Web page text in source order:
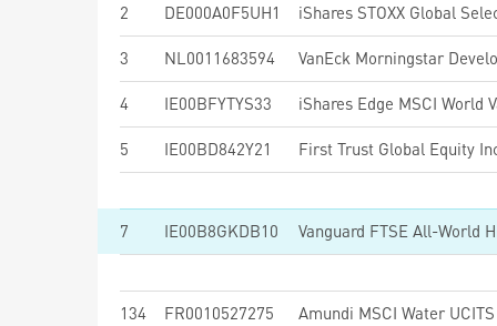
2 DE000A0F5UH1
3 NL0011683594
4 IE00BFYTYS33
5 IE00BD842Y21 First Trust Global Equity
7 IE00B8GKDB10
134 FR0010527275 Amundi MSCI Water